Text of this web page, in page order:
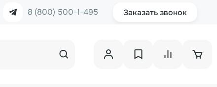
8 (800) 500-1-495 Заказать звонок